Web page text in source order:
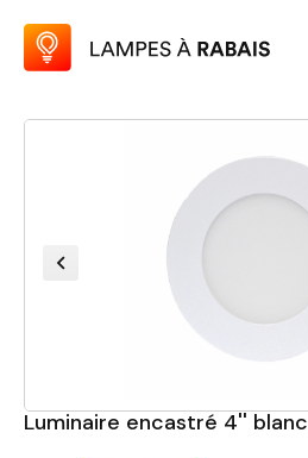
Luminaire encastré 4'' blanc